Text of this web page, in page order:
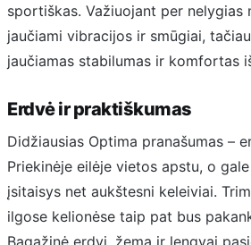
sportiškas. Važiuojant per nelygias
jaučiami vibracijos ir smūgiai,
jaučiamas stabilumas ir komfortas
Erdvė ir praktiškumas
Didžiausias Optima pranašumas –
Priekinėje eilėje vietos apstu, o
įsitaisys net aukštesni keleiviai.
ilgose kelionėse taip pat bus